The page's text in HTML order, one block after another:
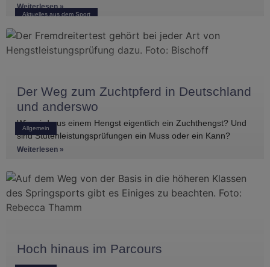
Aktuelles aus dem Sport
mehreren vorderen Platzierungen überzeugen. Frederik
Koitka erreichte
Weiterlesen »
Allgemein
Der Weg zum Zuchtpferd in Deutschland
und anderswo
Wie wird aus einem Hengst eigentlich ein Zuchthengst? Und
sind Stutenleistungsprüfungen ein Muss oder ein Kann?
Einblicke in die Regelwerke
Weiterlesen »
Hoch hinaus im Parcours